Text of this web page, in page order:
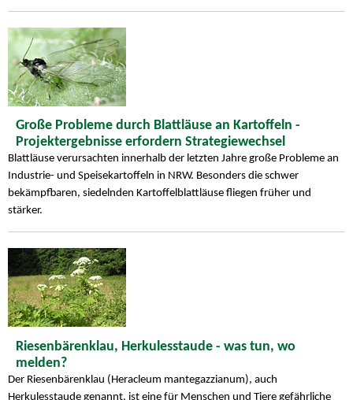
Große Probleme durch Blattläuse an Kartoffeln -
Projektergebnisse erfordern Strategiewechsel
Blattläuse verursachten innerhalb der letzten Jahre große Probleme an
Industrie- und Speisekartoffeln in NRW. Besonders die schwer
bekämpfbaren, siedelnden Kartoffelblattläuse fliegen früher und
stärker.
Riesenbärenklau, Herkulesstaude - was tun, wo
melden?
Der Riesenbärenklau (Heracleum mantegazzianum), auch
Herkulesstaude genannt, ist eine für Menschen und Tiere gefährliche